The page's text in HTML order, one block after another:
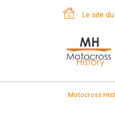
Le site
Motocross